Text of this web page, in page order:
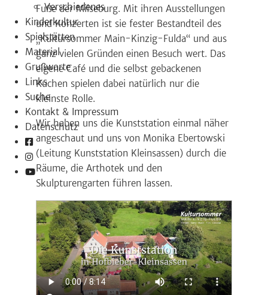
Verschiedenes
Kinderkultur
Spielstätten
Material
Grußworte
Links
Suche
Kontakt & Impressum
Datenschutz
Fuße der Milseburg. Mit ihren Ausstellungen
und Konzerten ist sie fester Bestandteil des
„Kultursommer Main-Kinzig-Fulda“ und aus
ganz vielen Gründen einen Besuch wert. Das
eigene Café und die selbst gebackenen
Kuchen spielen dabei natürlich nur die
kleinste Rolle.
Wir haben uns die Kunststation einmal näher
angeschaut und uns von Monika Ebertowski
(Leitung Kunststation Kleinsassen) durch die
Räume, die Arthotek und den
Skulpturengarten führen lassen.